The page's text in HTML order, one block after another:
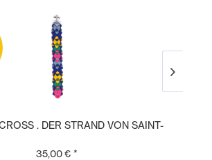
. DER STRAND VON SAINT-
35,00 € *